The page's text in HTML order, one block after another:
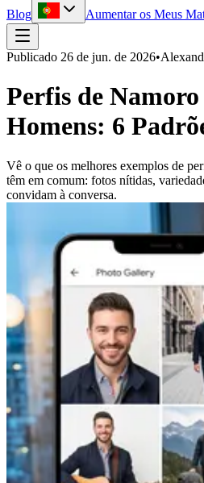
Blog Aumentar os Meus
Publicado 26 de jun. de 2026•
Perfis de
Homens: 6
Vê o que os melhores exemplos de
têm em comum: fotos nítidas,
convidam à conversa.